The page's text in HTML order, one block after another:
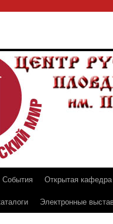
События Открытая кафедра
Электронные